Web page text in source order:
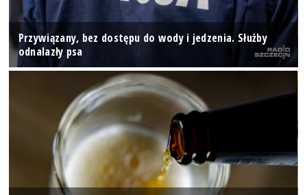
Przywiązany, bez dostępu do wody i jedzenia. Służby
odnalazły psa